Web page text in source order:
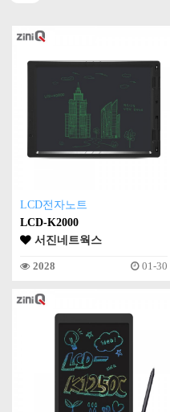
LCD전자노트
LCD-K2000
서진네트웍스
2028 01-30